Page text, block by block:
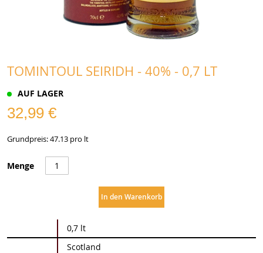
TOMINTOUL SEIRIDH - 40% - 0,7 LT
AUF LAGER
32,99 €
Grundpreis: 47.13 pro lt
Menge
In den Warenkorb
Informationen
0,7 lt
Scotland